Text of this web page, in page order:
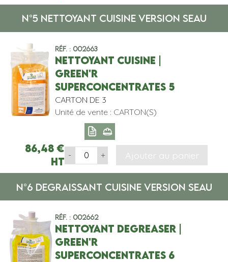
N°5 NETTOYANT CUISINE VERSION SEAU
Réf. : 002663
NETTOYANT CUISINE |
GREEN'R
SUPERCONCENTRATES 5
CARTON DE 3
Unité de vente : CARTON(S)
86,48€
HT
- + Ajouter au panier
N°6 DEGRAISSANT CUISINE VERSION SEAU
Réf. : 002662
NETTOYANT DEGREASER |
GREEN'R
SUPERCONCENTRATES 6